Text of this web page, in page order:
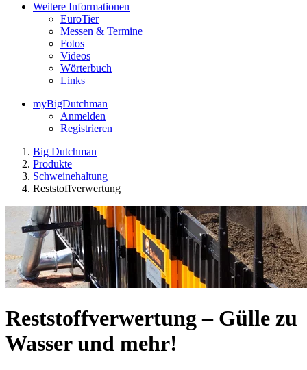
Weitere Informationen
EuroTier
Messen & Termine
Fotos
Videos
Wörterbuch
Links
myBigDutchman
Anmelden
Registrieren
Big Dutchman
Produkte
Schweinehaltung
Reststoffverwertung
Reststoffverwertung – Gülle zu
Wasser und mehr!